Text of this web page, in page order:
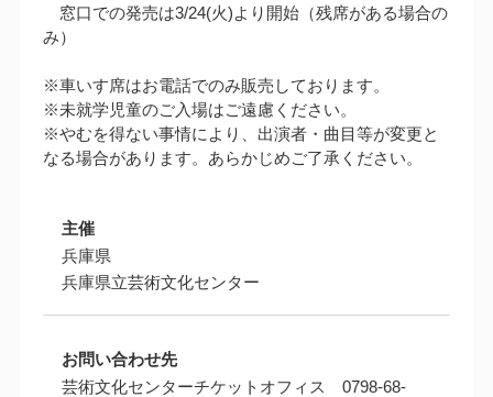
窓口での発売は3/24(火)より開始（残席がある場合の
み）
※車いす席はお電話でのみ販売しております。
※未就学児童のご入場はご遠慮ください。
※やむを得ない事情により、出演者・曲目等が変更と
なる場合があります。あらかじめご了承ください。
主催
兵庫県
兵庫県立芸術文化センター
お問い合わせ先
芸術文化センターチケットオフィス 0798-68-